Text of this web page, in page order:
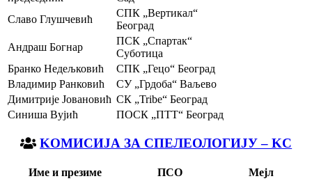
Славо Глушчевић
СПК „Вертикал“
Београд
Андраш Богнар
ПСК „Спартак“
Суботица
Бранко Недељковић
СПК „Гецо“ Београд
Владимир Ранковић
СУ „Грдоба“ Ваљево
Димитрије Јовановић СК „Tribe“ Београд
Синиша Вујић
ПОСК „ПТТ“ Београд
KOМИСИЈА ЗА СПЕЛЕОЛОГИЈУ – KС
Име и презиме ПСО
Мејл